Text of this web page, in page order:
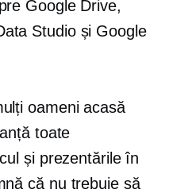
Google Drive,
Studio și Google
oameni acasă
toate
și prezentările în
că nu trebuie să